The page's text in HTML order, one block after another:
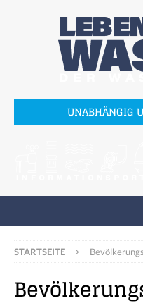
UNABHÄNGIG
STARTSEITE